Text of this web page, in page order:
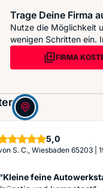
Trage Deine Firma
Nutze die Möglichkeit
wenigen Schritten ein.
FIRMA
5,0Sterne
S. C., Wiesbaden 65203
feine